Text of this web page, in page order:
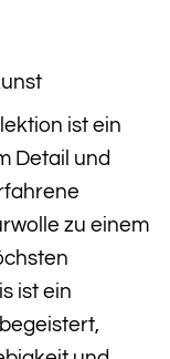
ist ein
Detail und
zu einem
ist ein